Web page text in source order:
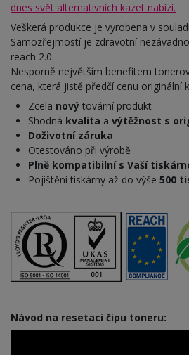
dnes svět alternativních kazet nabízí.
Veškerá produkce je vyrobena v
Samozřejmostí je zdravotní
reach 2.0.
Nesporně největším benefitem
cena, která jistě předčí cenu originální
Zcela nový tovární produkt
Shodná kvalita a výtěžnost s
Doživotní záruka
Otestováno při výrobě
Plně kompatibilní s Vaší
Pojištění tiskárny až do výše 500
Návod na resetaci čipu toneru: